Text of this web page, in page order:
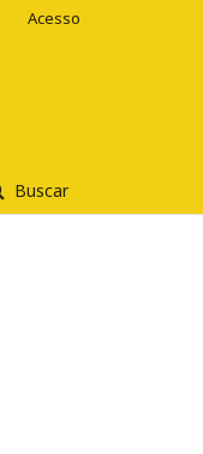
Buscar
Acesso